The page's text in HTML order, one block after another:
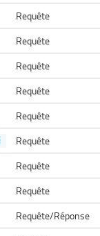
Requête
Requête
Requête
Requête
Requête
Requête
Requête
Requête
Requête/Réponse